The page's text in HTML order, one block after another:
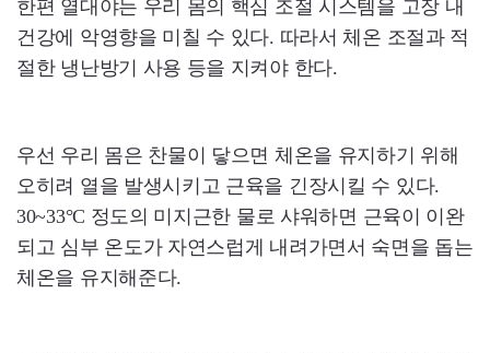
한편 열대야는 우리 몸의 핵심 조절 시스템을 고장 내
건강에 악영향을 미칠 수 있다. 따라서 체온 조절과 적
절한 냉난방기 사용 등을 지켜야 한다.
우선 우리 몸은 찬물이 닿으면 체온을 유지하기 위해
오히려 열을 발생시키고 근육을 긴장시킬 수 있다.
30~33°C 정도의 미지근한 물로 샤워하면 근육이 이완
되고 심부 온도가 자연스럽게 내려가면서 숙면을 돕는
체온을 유지해준다.